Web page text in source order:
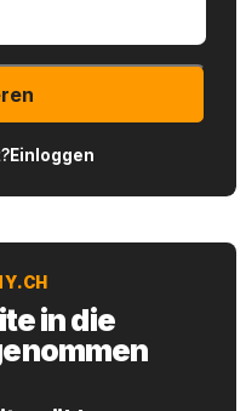
Einloggen
in die